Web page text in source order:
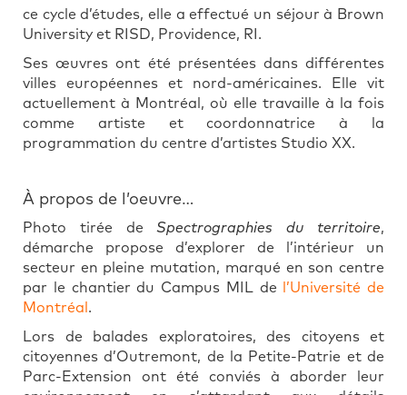
ce cycle d’études, elle a effectué un séjour à Brown
University et RISD, Providence, RI.
Ses œuvres ont été présentées dans différentes
villes européennes et nord-américaines. Elle vit
actuellement à Montréal, où elle travaille à la fois
comme artiste et coordonnatrice à la
programmation du centre d’artistes Studio XX.
À propos de l’oeuvre…
Photo tirée deSpectrographies du territoire,
démarche propose d’explorer de l’intérieur un
secteur en pleine mutation, marqué en son centre
par le chantier du Campus MIL de
l’Université de
Montréal .
Lors de balades exploratoires, des citoyens et
citoyennes d’Outremont, de la Petite-Patrie et de
Parc-Extension ont été conviés à aborder leur